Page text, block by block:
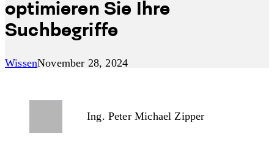
optimieren Sie Ihre
Suchbegriffe
WissenNovember 28, 2024
Ing. Peter Michael Zipper